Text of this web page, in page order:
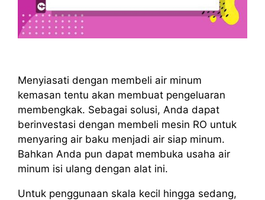
Menyiasati dengan membeli air minum
kemasan tentu akan membuat pengeluaran
membengkak. Sebagai solusi, Anda dapat
berinvestasi dengan membeli mesin RO untuk
menyaring air baku menjadi air siap minum.
Bahkan Anda pun dapat membuka usaha air
minum isi ulang dengan alat ini.
Untuk penggunaan skala kecil hingga sedang,